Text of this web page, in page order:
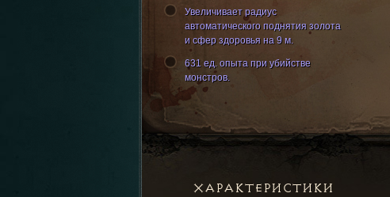
Увеличивает радиус
автоматического поднятия золота
и сфер здоровья на 9 м.
631 ед. опыта при убийстве
монстров.
ХАРАКТЕРИСТИКИ